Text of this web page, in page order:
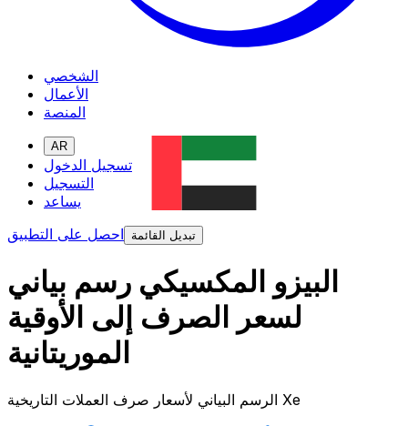
الشخصي
الأعمال
المنصة
AR
تسجيل الدخول
التسجيل
يساعد
احصل على التطبيق
تبديل القائمة
البيزو المكسيكي رسم بياني
لسعر الصرف إلى الأوقية
الموريتانية
الرسم البياني لأسعار صرف العملات التاريخية Xe